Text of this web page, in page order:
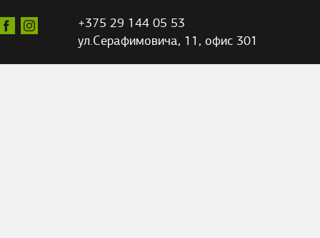
+375 29 144 05 53
ул.Серафимовича, 11, офис 301